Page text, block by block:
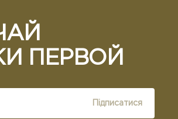
ПЕРВОЙ
Підписатися